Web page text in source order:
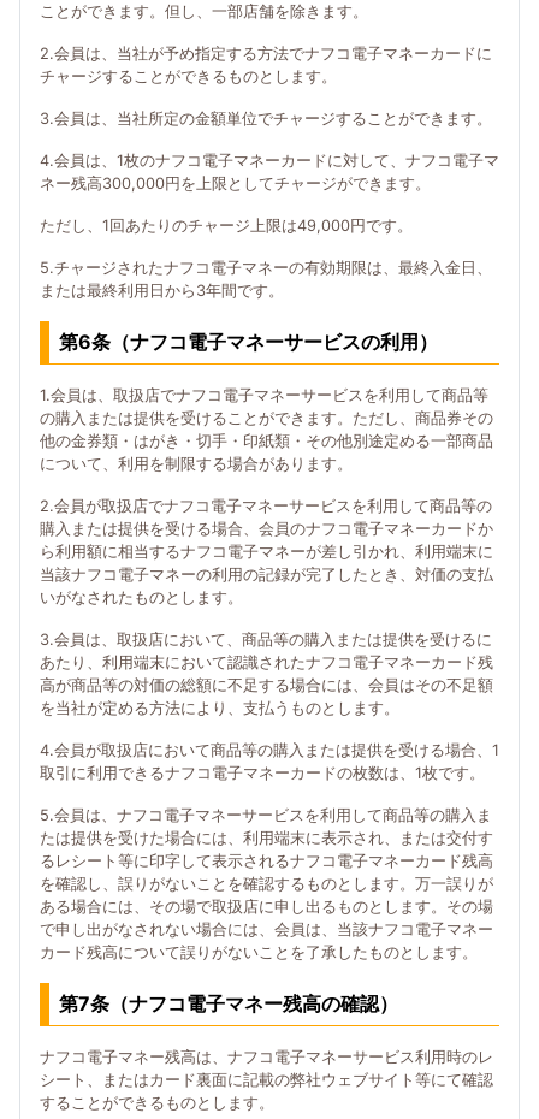
ことができます。但し、一部店舗を除きます。
2.会員は、当社が予め指定する方法でナフコ電子マネーカードに
チャージすることができるものとします。
3.会員は、当社所定の金額単位でチャージすることができます。
4.会員は、1枚のナフコ電子マネーカードに対して、ナフコ電子マ
ネー残高300,000円を上限としてチャージができます。
ただし、1回あたりのチャージ上限は49,000円です。
5.チャージされたナフコ電子マネーの有効期限は、最終入金日、
または最終利用日から3年間です。
第6条（ナフコ電子マネーサービスの利用）
1.会員は、取扱店でナフコ電子マネーサービスを利用して商品等
の購入または提供を受けることができます。ただし、商品券その
他の金券類・はがき・切手・印紙類・その他別途定める一部商品
について、利用を制限する場合があります。
2.会員が取扱店でナフコ電子マネーサービスを利用して商品等の
購入または提供を受ける場合、会員のナフコ電子マネーカードか
ら利用額に相当するナフコ電子マネーが差し引かれ、利用端末に
当該ナフコ電子マネーの利用の記録が完了したとき、対価の支払
いがなされたものとします。
3.会員は、取扱店において、商品等の購入または提供を受けるに
あたり、利用端末において認識されたナフコ電子マネーカード残
高が商品等の対価の総額に不足する場合には、会員はその不足額
を当社が定める方法により、支払うものとします。
4.会員が取扱店において商品等の購入または提供を受ける場合、1
取引に利用できるナフコ電子マネーカードの枚数は、1枚です。
5.会員は、ナフコ電子マネーサービスを利用して商品等の購入ま
たは提供を受けた場合には、利用端末に表示され、または交付す
るレシート等に印字して表示されるナフコ電子マネーカード残高
を確認し、誤りがないことを確認するものとします。万一誤りが
ある場合には、その場で取扱店に申し出るものとします。その場
で申し出がなされない場合には、会員は、当該ナフコ電子マネー
カード残高について誤りがないことを了承したものとします。
第7条（ナフコ電子マネー残高の確認）
ナフコ電子マネー残高は、ナフコ電子マネーサービス利用時のレ
シート、またはカード裏面に記載の弊社ウェブサイト等にて確認
することができるものとします。